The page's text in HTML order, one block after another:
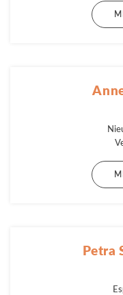
Petra